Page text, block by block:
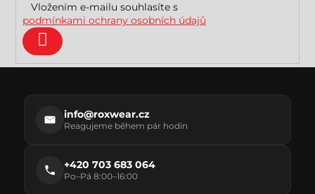
Vložením e-mailu souhlasíte s
podmínkami ochrany osobních údajů
Přihlásit
info@roxwear.cz
Reagujeme během pár hodin
+420 703 683 064
Po–Pá 8:00–16:00